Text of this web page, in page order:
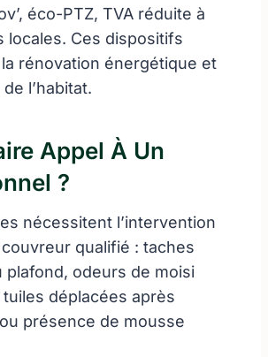
éco-PTZ, TVA réduite à
locales. Ces dispositifs
rénovation énergétique et
l’habitat.
Appel À Un
?
nécessitent l’intervention
couvreur qualifié : taches
plafond, odeurs de moisi
déplacées après
présence de mousse